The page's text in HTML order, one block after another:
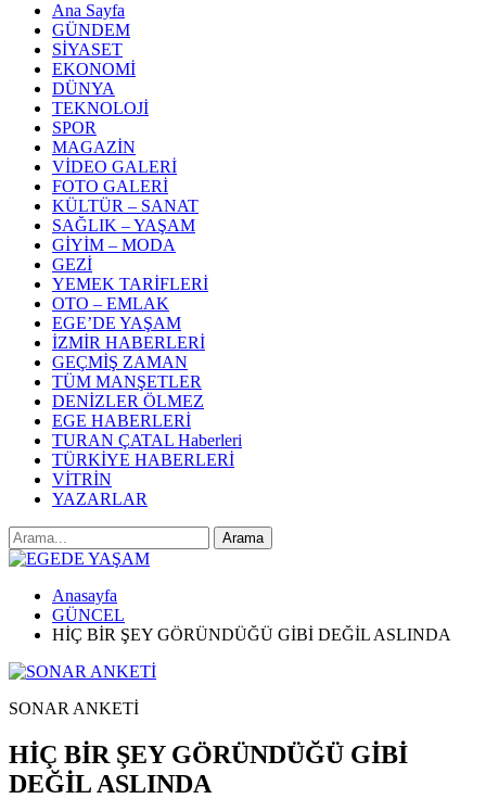
Ana Sayfa
GÜNDEM
SİYASET
EKONOMİ
DÜNYA
TEKNOLOJİ
SPOR
MAGAZİN
VİDEO GALERİ
FOTO GALERİ
KÜLTÜR – SANAT
SAĞLIK – YAŞAM
GİYİM – MODA
GEZİ
YEMEK TARİFLERİ
OTO – EMLAK
EGE’DE YAŞAM
İZMİR HABERLERİ
GEÇMİŞ ZAMAN
TÜM MANŞETLER
DENİZLER ÖLMEZ
EGE HABERLERİ
TURAN ÇATAL Haberleri
TÜRKİYE HABERLERİ
VİTRİN
YAZARLAR
Anasayfa
GÜNCEL
HİÇ BİR ŞEY GÖRÜNDÜĞÜ GİBİ DEĞİL ASLINDA
SONAR ANKETİ
HİÇ BİR ŞEY GÖRÜNDÜĞÜ GİBİ
DEĞİL ASLINDA